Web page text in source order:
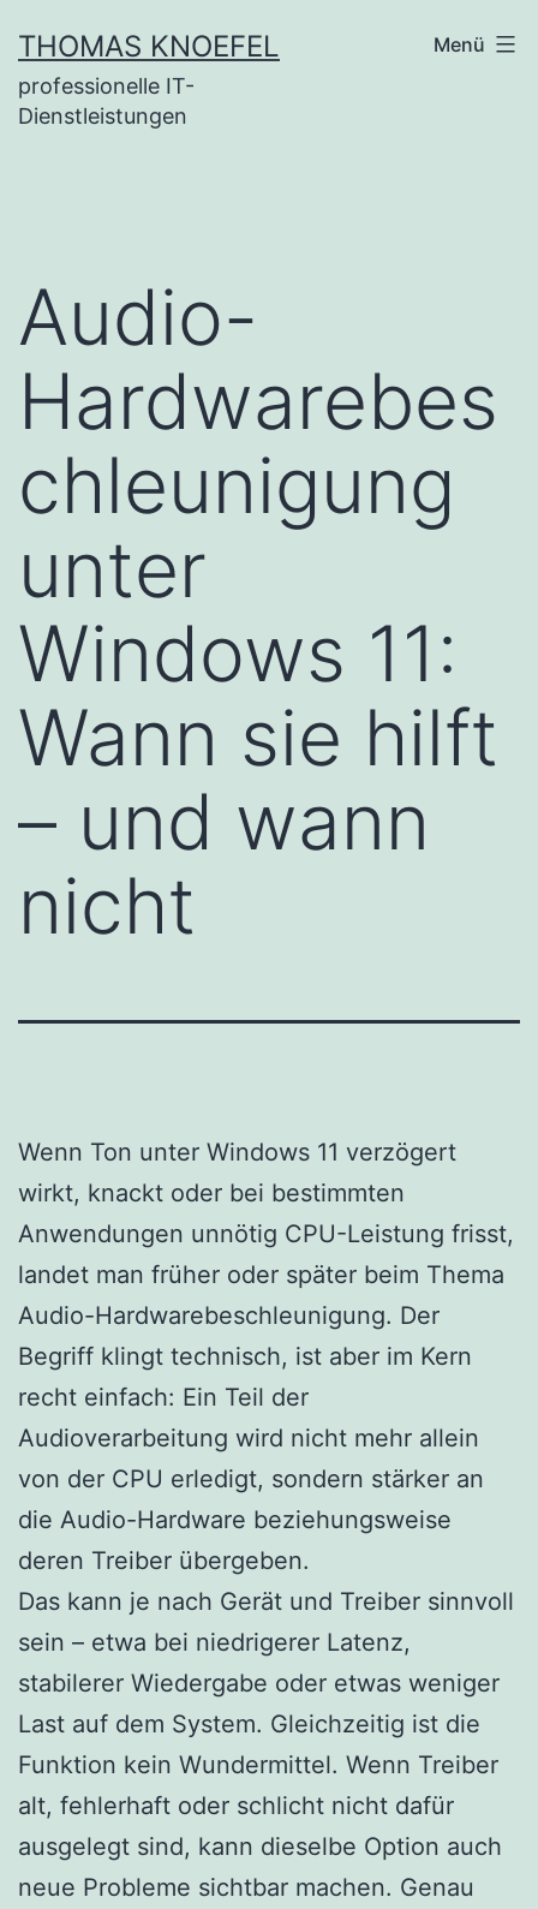
Inhalt
springen
THOMAS KNOEFEL
professionelle IT-
Dienstleistungen
Menü
Audio-
Hardwarebes
chleunigung
unter
Windows 11:
Wann sie hilft
– und wann
nicht
Wenn Ton unter Windows 11 verzögert
wirkt, knackt oder bei bestimmten
Anwendungen unnötig CPU-Leistung frisst,
landet man früher oder später beim Thema
Audio-Hardwarebeschleunigung. Der
Begriff klingt technisch, ist aber im Kern
recht einfach: Ein Teil der
Audioverarbeitung wird nicht mehr allein
von der CPU erledigt, sondern stärker an
die Audio-Hardware beziehungsweise
deren Treiber übergeben.
Das kann je nach Gerät und Treiber sinnvoll
sein – etwa bei niedrigerer Latenz,
stabilerer Wiedergabe oder etwas weniger
Last auf dem System. Gleichzeitig ist die
Funktion kein Wundermittel. Wenn Treiber
alt, fehlerhaft oder schlicht nicht dafür
ausgelegt sind, kann dieselbe Option auch
neue Probleme sichtbar machen. Genau